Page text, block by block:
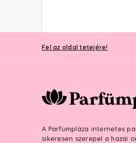
Fel az oldal tetejére!
A Parfümpláza internetes
sikeresen szerepel a hazai